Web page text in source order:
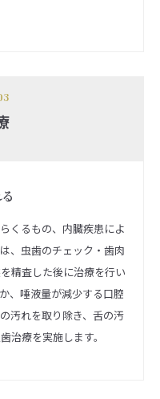
くるもの、内臓疾患によ
、虫歯のチェック・歯肉
精査した後に治療を行い
、唾液量が減少する口腔
汚れを取り除き、舌の汚
治療を実施します。